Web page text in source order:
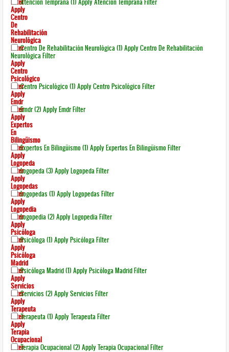
FilterAtención Temprana (1) Apply Atención Temprana Filter
Apply
Centro
De
Rehabilitación
Neurológica
FilterCentro De Rehabilitación Neurológica (1) Apply Centro De Rehabilitación
Neurológica Filter
Apply
Centro
Psicológico
FilterCentro Psicológico (1) Apply Centro Psicológico Filter
Apply
Emdr
FilterEmdr (2) Apply Emdr Filter
Apply
Expertos
En
Bilingüismo
FilterExpertos En Bilingüismo (1) Apply Expertos En Bilingüismo Filter
Apply
Logopeda
FilterLogopeda (3) Apply Logopeda Filter
Apply
Logopedas
FilterLogopedas (1) Apply Logopedas Filter
Apply
Logopedia
FilterLogopedia (2) Apply Logopedia Filter
Apply
Psicóloga
FilterPsicóloga (1) Apply Psicóloga Filter
Apply
Psicóloga
Madrid
FilterPsicóloga Madrid (1) Apply Psicóloga Madrid Filter
Apply
Servicios
FilterServicios (2) Apply Servicios Filter
Apply
Terapeuta
FilterTerapeuta (1) Apply Terapeuta Filter
Apply
Terapia
Ocupacional
FilterTerapia Ocupacional (2) Apply Terapia Ocupacional Filter